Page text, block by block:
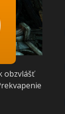
obzvlášť